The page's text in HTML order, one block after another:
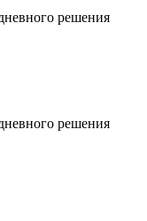
решения
решения